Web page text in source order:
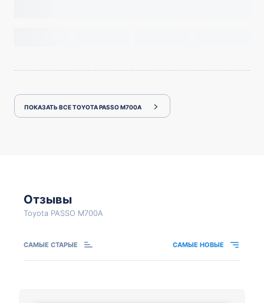
ПОКАЗАТЬ ВСЕ TOYOTA PASSO M700A
Отзывы
Toyota PASSO M700A
САМЫЕ СТАРЫЕ САМЫЕ НОВЫЕ